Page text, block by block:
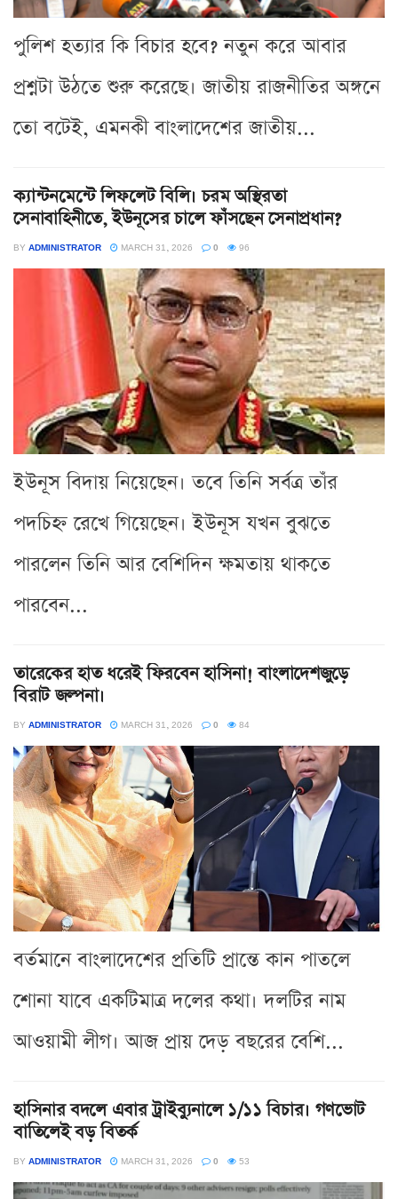
পুলিশ হত্যার কি বিচার হবে? নতুন করে আবার
প্রশ্নটা উঠতে শুরু করেছে। জাতীয় রাজনীতির অঙ্গনে
তো বটেই, এমনকী বাংলাদেশের জাতীয়...
ক্যান্টনমেন্টে লিফলেট বিলি। চরম অস্থিরতা
সেনাবাহিনীতে, ইউনূসের চালে ফাঁসছেন সেনাপ্রধান?
BY ADMINISTRATOR MARCH 31, 2026 0 96
ইউনূস বিদায় নিয়েছেন। তবে তিনি সর্বত্র তাঁর
পদচিহ্ন রেখে গিয়েছেন। ইউনূস যখন বুঝতে
পারলেন তিনি আর বেশিদিন ক্ষমতায় থাকতে
পারবেন...
তারেকের হাত ধরেই ফিরবেন হাসিনা! বাংলাদেশজুড়ে
বিরাট জল্পনা।
BY ADMINISTRATOR MARCH 31, 2026 0 84
বর্তমানে বাংলাদেশের প্রতিটি প্রান্তে কান পাতলে
শোনা যাবে একটিমাত্র দলের কথা। দলটির নাম
আওয়ামী লীগ। আজ প্রায় দেড় বছরের বেশি...
হাসিনার বদলে এবার ট্রাইব্যুনালে ১/১১ বিচার। গণভোট
বাতিলেই বড় বিতর্ক
BY ADMINISTRATOR MARCH 31, 2026 0 53